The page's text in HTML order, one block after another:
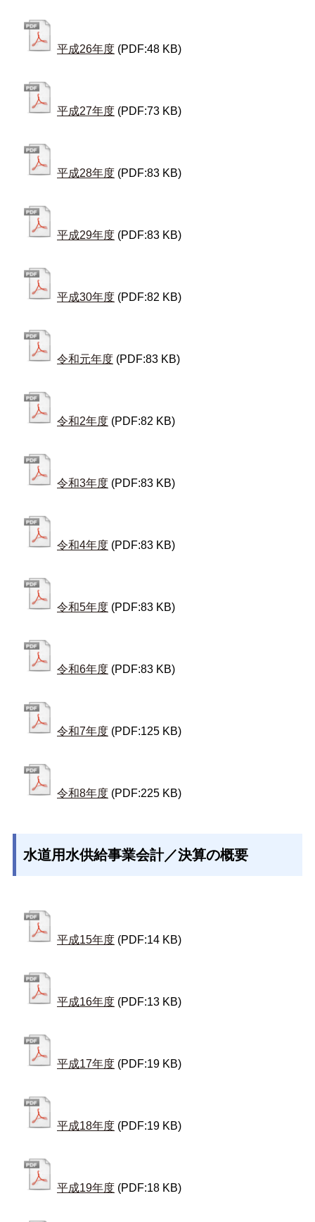
平成26年度 (PDF:48 KB)
平成27年度 (PDF:73 KB)
平成28年度 (PDF:83 KB)
平成29年度 (PDF:83 KB)
平成30年度 (PDF:82 KB)
令和元年度 (PDF:83 KB)
令和2年度 (PDF:82 KB)
令和3年度 (PDF:83 KB)
令和4年度 (PDF:83 KB)
令和5年度 (PDF:83 KB)
令和6年度 (PDF:83 KB)
令和7年度 (PDF:125 KB)
令和8年度 (PDF:225 KB)
水道用水供給事業会計／決算の概要
平成15年度 (PDF:14 KB)
平成16年度 (PDF:13 KB)
平成17年度 (PDF:19 KB)
平成18年度 (PDF:19 KB)
平成19年度 (PDF:18 KB)